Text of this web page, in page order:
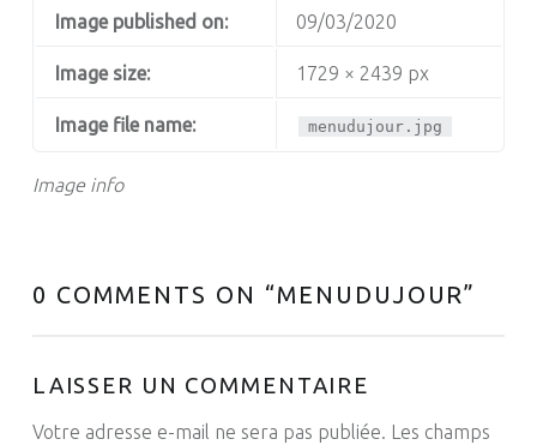
Image info
Image published on: 09/03/2020
Image size: 1729 × 2439 px
Image file name: menudujour.jpg
0 COMMENTS ON “MENUDUJOUR”
LAISSER UN COMMENTAIRE
Votre adresse e-mail ne sera pas publiée.
Les champs